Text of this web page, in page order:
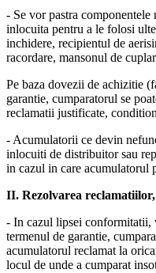
- Se vor pastra componentele
inlocuita pentru a le folosi
inchidere, recipientul de
racordare, mansonul de
Pe baza dovezii de achizitie
garantie, cumparatorul se
reclamatii justificate,
- Acumulatorii ce devin
inlocuiti de distribuitor sau
in cazul in care acumulatorul
II. Rezolvarea
- In cazul lipsei conformitatii,
termenul de garantie,
acumulatorul reclamat la
locul de unde a cumparat